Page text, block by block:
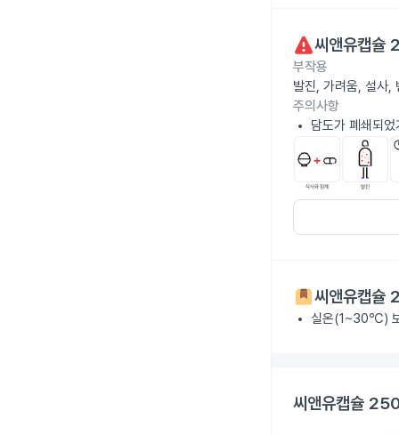
씨앤유캡
부작용
발진, 가려움, 설사,
주의사항
담도가 폐쇄되
씨앤유캡
실온(1~30℃)
씨앤유캡슐